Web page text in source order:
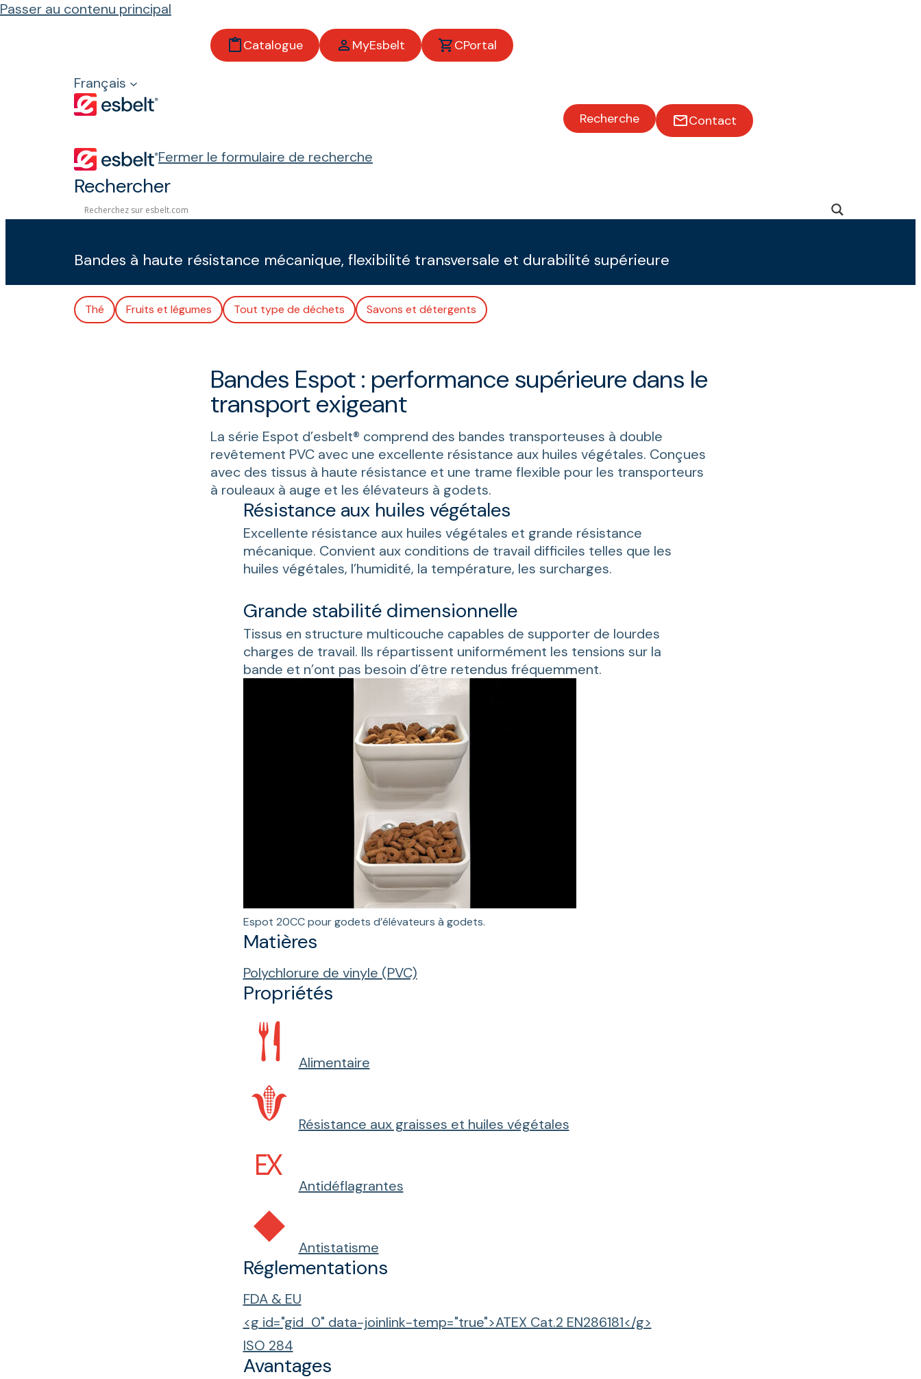
Passer au contenu principal
Catalogue MyEsbelt CPortal
Français
Recherche Contact
Fermer le formulaire de recherche
Rechercher
Produits
Bandes transporteuses
Espot
Espot
Bandes à haute résistance mécanique, flexibilité transversale et durabilité supérieure
Thé Fruits et légumes Tout type de déchets Savons et détergents
Bandes Espot : performance supérieure dans le
transport exigeant
La série Espot d’esbelt® comprend des bandes transporteuses à double
revêtement PVC avec une excellente résistance aux huiles végétales. Conçues
avec des tissus à haute résistance et une trame flexible pour les transporteurs
à rouleaux à auge et les élévateurs à godets.
Résistance aux huiles végétales
Excellente résistance aux huiles végétales et grande résistance
mécanique. Convient aux conditions de travail difficiles telles que les
huiles végétales, l’humidité, la température, les surcharges.
Grande stabilité dimensionnelle
Tissus en structure multicouche capables de supporter de lourdes
charges de travail. Ils répartissent uniformément les tensions sur la
bande et n’ont pas besoin d’être retendus fréquemment.
Espot 20CC pour godets d’élévateurs à godets.
Matières
Polychlorure de vinyle (PVC)
Propriétés
Alimentaire
Résistance aux graisses et huiles végétales
Antidéflagrantes
Antistatisme
Réglementations
FDA & EU
<g id="gid_0" data-joinlink-temp="true">ATEX Cat.2 EN286181</g>
ISO 284
Avantages